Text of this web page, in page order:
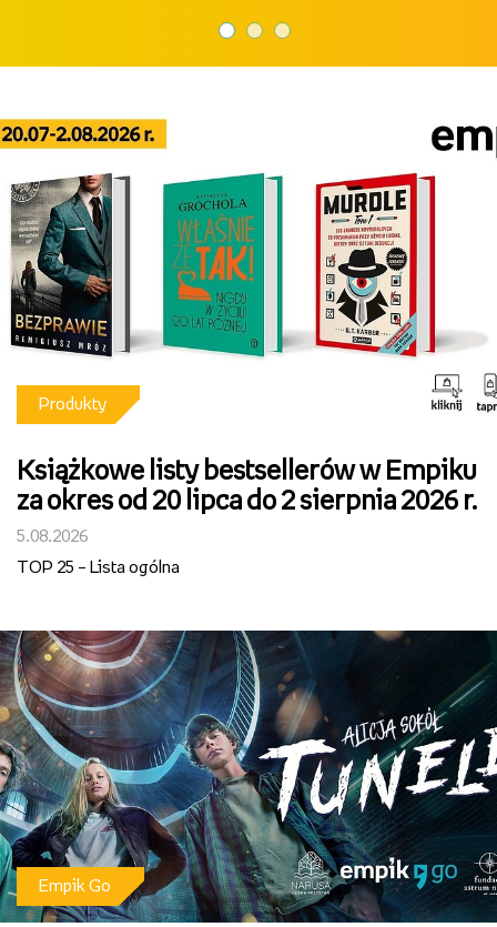
14.07.2026
23.07.2026
20.07.2026
14.07.2026
23.07.2026
Produkty
Książkowe listy bestsellerów w Empiku
za okres od 20 lipca do 2 sierpnia 2026 r.
5.08.2026
TOP 25 – Lista ogólna
Empik Go